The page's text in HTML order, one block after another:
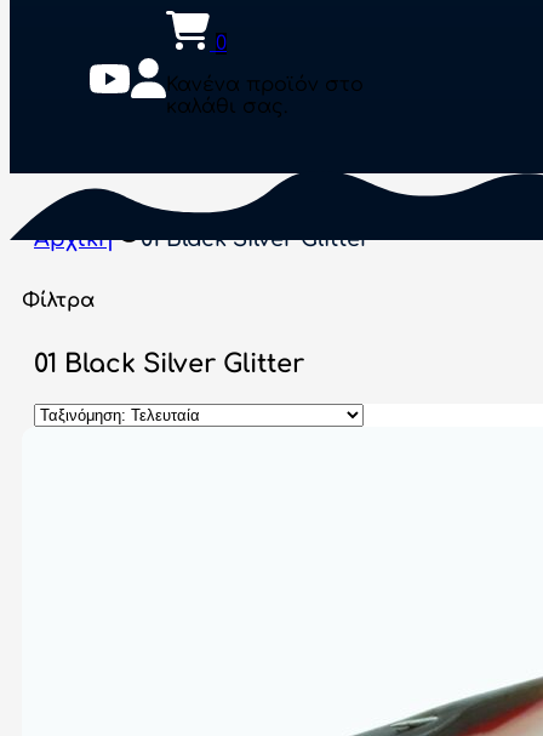
0
Κανένα προϊόν στο
καλάθι σας.
Αρχική 01 Black Silver Glitter
Φίλτρα
01 Black Silver Glitter